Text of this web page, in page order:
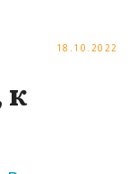
18.10.2022
к